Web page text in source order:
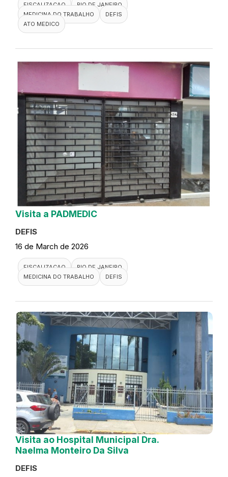
FISCALIZACAO
RIO DE JANEIRO
MEDICINA DO TRABALHO
DEFIS
ATO MEDICO
Visita a PADMEDIC
DEFIS
16 de March de 2026
FISCALIZACAO
RIO DE JANEIRO
MEDICINA DO TRABALHO
DEFIS
Visita ao Hospital Municipal Dra.
Naelma Monteiro Da Silva
DEFIS